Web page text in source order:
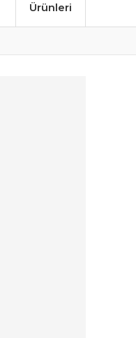
Ürünleri